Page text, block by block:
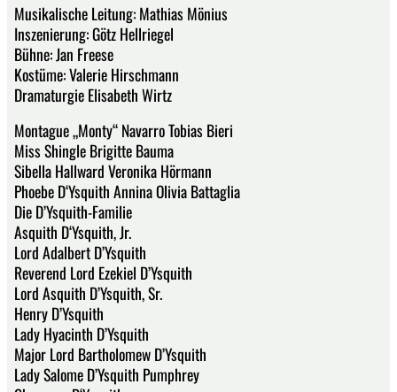
Musikalische Leitung: Mathias Mönius
Inszenierung: Götz Hellriegel
Bühne: Jan Freese
Kostüme: Valerie Hirschmann
Dramaturgie Elisabeth Wirtz
Montague „Monty“ Navarro Tobias Bieri
Miss Shingle Brigitte Bauma
Sibella Hallward Veronika Hörmann
Phoebe D‘Ysquith Annina Olivia Battaglia
Die D’Ysquith-Familie
Asquith D‘Ysquith, Jr.
Lord Adalbert D’Ysquith
Reverend Lord Ezekiel D’Ysquith
Lord Asquith D’Ysquith, Sr.
Henry D’Ysquith
Lady Hyacinth D’Ysquith
Major Lord Bartholomew D’Ysquith
Lady Salome D’Ysquith Pumphrey